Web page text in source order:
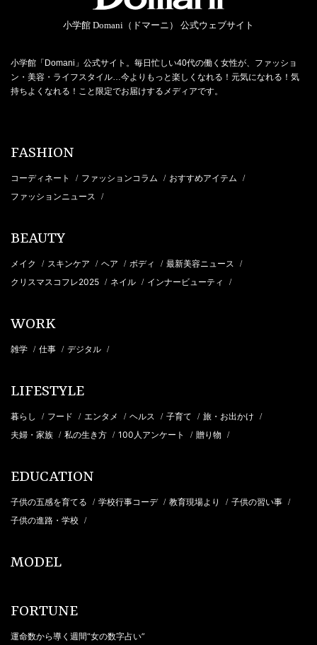
小学館 Domani（ドマーニ） 公式ウェブサイト
小学館「Domani」公式サイト。毎日忙しい40代の働く女性が、ファッショ
ン・美容・ライフスタイル…今よりもっと楽しくなれる！元気になれる！気
持ちよくなれる！こと限定でお届けするメディアです。
FASHION
コーディネート / ファッションコラム / おすすめアイテム /
ファッションニュース /
BEAUTY
メイク / スキンケア / ヘア / ボディ / 最新美容ニュース /
クリスマスコフレ2025 / ネイル / インナービューティ /
WORK
雑学 / 仕事 / デジタル /
LIFESTYLE
暮らし / フード / エンタメ / ヘルス / 子育て / 旅・お出かけ /
夫婦・家族 / 私の生き方 / 100人アンケート / 贈り物 /
EDUCATION
子供の五感を育てる / 学校行事コーデ / 教育現場より / 子供の習い事 /
子供の進路・学校 /
MODEL
FORTUNE
運命数から導く週間“女の数字占い”